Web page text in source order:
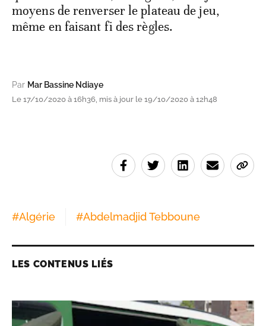
moyens de renverser le plateau de jeu,
même en faisant fi des règles.
Par Mar Bassine Ndiaye
Le 17/10/2020 à 16h36, mis à jour le 19/10/2020 à 12h48
#Algérie #Abdelmadjid Tebboune
LES CONTENUS LIÉS